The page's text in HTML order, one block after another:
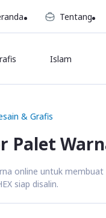
Tentang
Islam
& Grafis
Palet
online untuk
siap disalin.